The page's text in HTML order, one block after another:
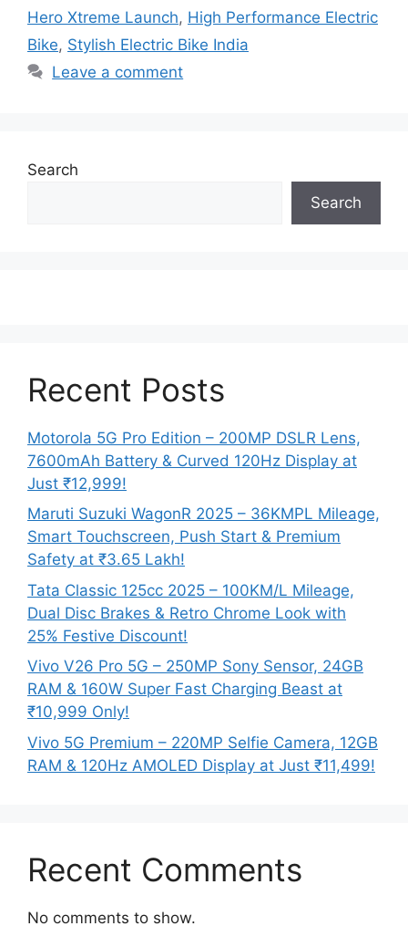
Hero Xtreme Launch, High Performance Electric
Bike, Stylish Electric Bike India
Leave a comment
Search
Search
Recent Posts
Motorola 5G Pro Edition – 200MP DSLR Lens,
7600mAh Battery & Curved 120Hz Display at
Just ₹12,999!
Maruti Suzuki WagonR 2025 – 36KMPL Mileage,
Smart Touchscreen, Push Start & Premium
Safety at ₹3.65 Lakh!
Tata Classic 125cc 2025 – 100KM/L Mileage,
Dual Disc Brakes & Retro Chrome Look with
25% Festive Discount!
Vivo V26 Pro 5G – 250MP Sony Sensor, 24GB
RAM & 160W Super Fast Charging Beast at
₹10,999 Only!
Vivo 5G Premium – 220MP Selfie Camera, 12GB
RAM & 120Hz AMOLED Display at Just ₹11,499!
Recent Comments
No comments to show.